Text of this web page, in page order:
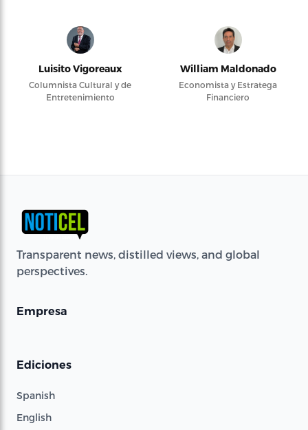
Luisito Vigoreaux
Columnista Cultural y de
Entretenimiento
William Maldonado
Economista y Estratega
Financiero
Transparent news, distilled views, and global
perspectives.
Empresa
Ediciones
Spanish
English